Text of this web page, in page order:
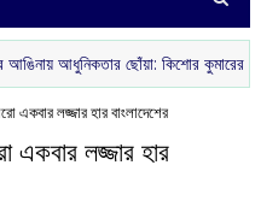
ছোঁয়া: কিশোর কুমারের ‘গৌরী কুঞ্জ’
একবার লজ্জার হার বাংলাদেশের
একবার লজ্জার হার